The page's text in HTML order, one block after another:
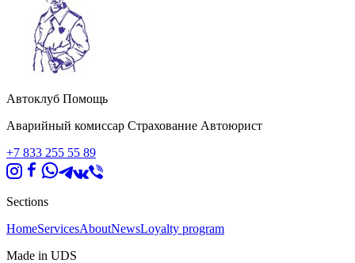
Автоклуб Помощь
Аварийный комиссар Страхование Автоюрист
+7 833 255 55 89
Sections
HomeServicesAboutNewsLoyalty program
Made in UDS